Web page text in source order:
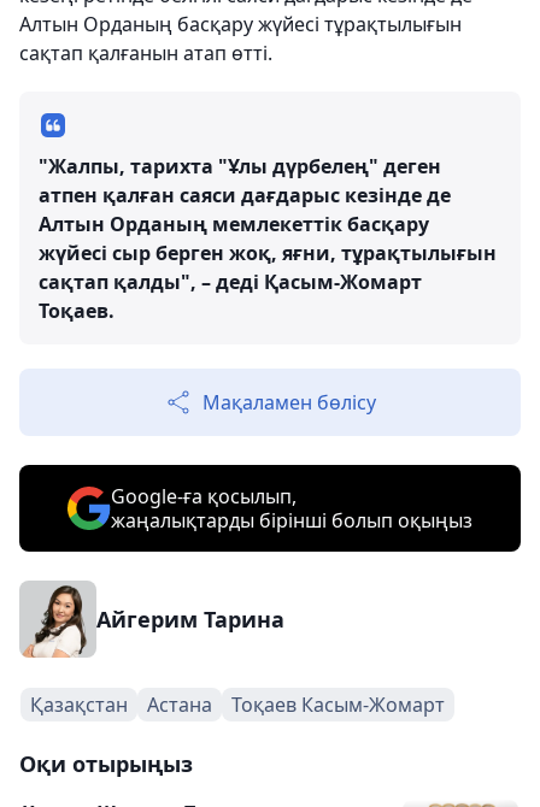
Алтын Орданың басқару жүйесі тұрақтылығын
сақтап қалғанын атап өтті.
"Жалпы, тарихта "Ұлы дүрбелең" деген
атпен қалған саяси дағдарыс кезінде де
Алтын Орданың мемлекеттік басқару
жүйесі сыр берген жоқ, яғни, тұрақтылығын
сақтап қалды", – деді Қасым-Жомарт
Тоқаев.
Мақаламен бөлісу
Google-ға қосылып,
жаңалықтарды бірінші болып оқыңыз
Айгерим Тарина
Қазақстан Астана Тоқаев Касым-Жомарт
Оқи отырыңыз